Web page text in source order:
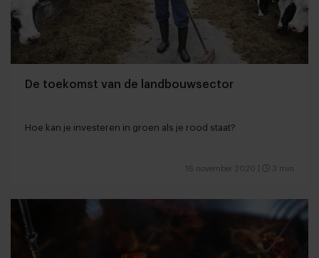
De toekomst van de landbouwsector
Hoe kan je investeren in groen als je rood staat?
16 november 2020 3 min